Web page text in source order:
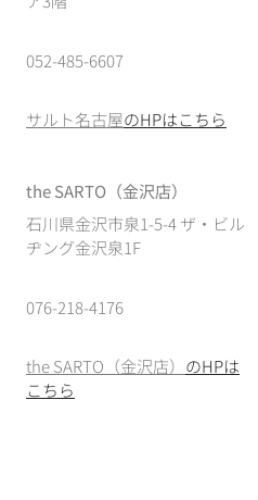
052-485-6607
サルト名古屋のHPはこちら
the SARTO（金沢店）
石川県金沢市泉1-5-4 ザ・ビル
ヂング金沢泉1F
076-218-4176
the SARTO（金沢店） のHPは
こちら